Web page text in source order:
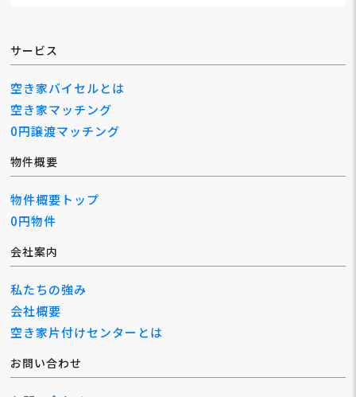
サービス
空き家バイセルとは
空き家マッチング
0円譲渡マッチング
物件概要
物件概要トップ
0円物件
会社案内
私たちの強み
会社概要
空き家片付けセンターとは
お問い合わせ